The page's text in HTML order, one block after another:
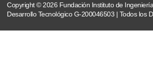
Copyright © 2026 Fundación Instituto de
Desarrollo Tecnológico G-200046503 | Todos los